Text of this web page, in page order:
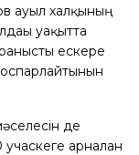
ауыл халқының
уақытта
ескере
де
арналған